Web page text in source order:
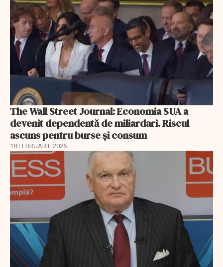
The Wall Street Journal: Economia SUA a
devenit dependentă de miliardari. Riscul
ascuns pentru burse și consum
18 FEBRUARIE 2026
EXCLUSIV